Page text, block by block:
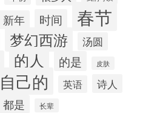
新年 时间 春节
梦幻西游 汤圆
的人 的是 皮肤
自己的 英语 诗人
都是 长辈